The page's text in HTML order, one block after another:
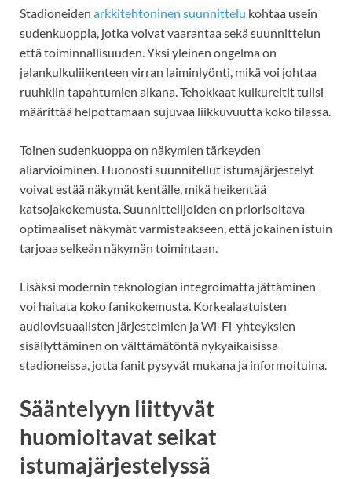
Stadioneiden arkkitehtoninen suunnittelu kohtaa usein
sudenkuoppia, jotka voivat vaarantaa sekä suunnittelun
että toiminnallisuuden. Yksi yleinen ongelma on
jalankulkuliikenteen virran laiminlyönti, mikä voi johtaa
ruuhkiin tapahtumien aikana. Tehokkaat kulkureitit tulisi
määrittää helpottamaan sujuvaa liikkuvuutta koko tilassa.
Toinen sudenkuoppa on näkymien tärkeyden
aliarvioiminen. Huonosti suunnitellut istumajärjestelyt
voivat estää näkymät kentälle, mikä heikentää
katsojakokemusta. Suunnittelijoiden on priorisoitava
optimaaliset näkymät varmistaakseen, että jokainen istuin
tarjoaa selkeän näkymän toimintaan.
Lisäksi modernin teknologian integroimatta jättäminen
voi haitata koko fanikokemusta. Korkealaatuisten
audiovisuaalisten järjestelmien ja Wi-Fi-yhteyksien
sisällyttäminen on välttämätöntä nykyaikaisissa
stadioneissa, jotta fanit pysyvät mukana ja informoituina.
Sääntelyyn liittyvät
huomioitavat seikat
istumajärjestelyssä